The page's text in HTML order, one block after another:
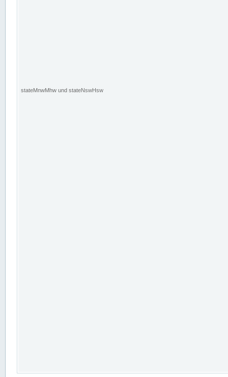
stateMnwMhw und stateNswHsw